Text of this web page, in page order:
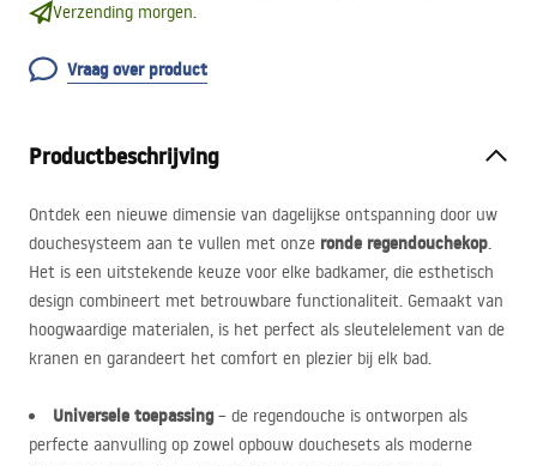
Verzending morgen.
Vraag over product
Productbeschrijving
Ontdek een nieuwe dimensie van dagelijkse ontspanning door uw
douchesysteem aan te vullen met onze ronde regendouchekop.
Het is een uitstekende keuze voor elke badkamer, die esthetisch
design combineert met betrouwbare functionaliteit. Gemaakt van
hoogwaardige materialen, is het perfect als sleutelelement van de
kranen en garandeert het comfort en plezier bij elk bad.
Universele toepassing– de regendouche is ontworpen als
perfecte aanvulling op zowel opbouw douchesets als moderne